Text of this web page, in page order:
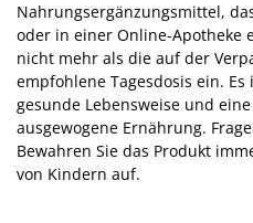
Nahrungsergänzungsmittel,
oder in einer Online-Apotheke
nicht mehr als die auf der
empfohlene Tagesdosis ein.
gesunde Lebensweise und
ausgewogene Ernährung.
Bewahren Sie das Produkt
von Kindern auf.